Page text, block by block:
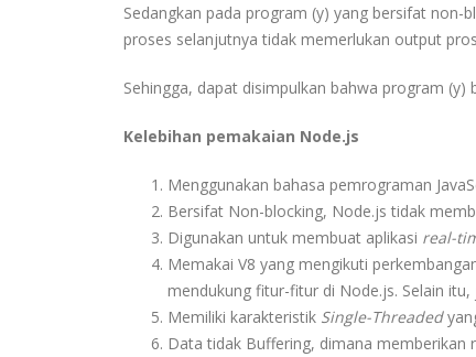
Sedangkan pada program (y) yang bersifat non-
proses selanjutnya tidak memerlukan output
Sehingga, dapat disimpulkan bahwa program
Kelebihan pemakaian Node.js
Menggunakan bahasa pemrograman
Bersifat Non-blocking, Node.js tidak
Digunakan untuk membuat aplikasi real-
Memakai V8 yang mengikuti
mendukung fitur-fitur di Node.js. Selain
Memiliki karakteristik Single-Threaded
Data tidak Buffering, dimana memberikan